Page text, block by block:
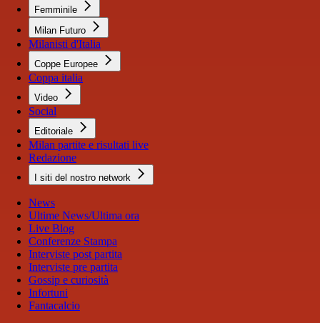
Femminile
Milan Futuro
Milanisti d'Italia
Coppe Europee
Coppa italia
Video
Social
Editoriale
Milan partite e risultati live
Redazione
I siti del nostro network
News
Ultime News/Ultima ora
Live Blog
Conferenze Stampa
Interviste post partita
Interviste pre partita
Gossip e curiosità
Infortuni
Fantacalcio